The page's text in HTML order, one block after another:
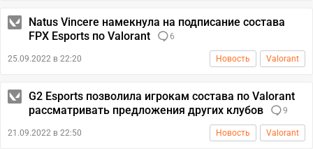
Natus Vincere намекнула на подписание состава
FPX Esports по Valorant
6
25.09.2022 в 22:20 Новость Valorant
G2 Esports позволила игрокам состава по Valorant
рассматривать предложения других клубов
9
21.09.2022 в 22:50 Новость Valorant